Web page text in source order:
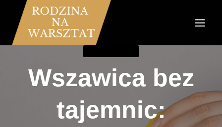
Przejdź
treści
Wszawica bez
tajemnic: